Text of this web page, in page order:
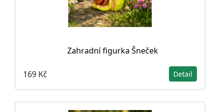
Zahradní figurka Šneček
169 Kč Detail